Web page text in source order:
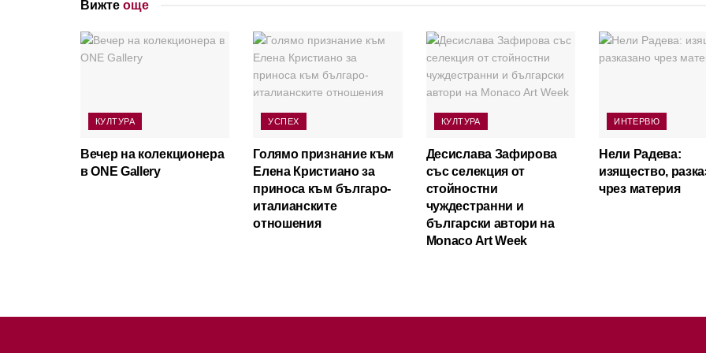
Вижте още
КУЛТУРА
Вечер на колекционера
в ONE Gallery
УСПЕХ
Голямо признание към
Елена Кристиано за
приноса към българо-
италианските
отношения
КУЛТУРА
Десислава Зафирова
със селекция от
стойностни
чуждестранни и
български автори на
Monaco Art Week
ИНТЕРВЮ
Нели Радева:
изящество,
чрез материя